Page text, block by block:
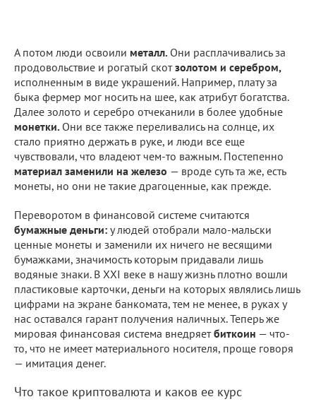
А потом люди освоили металл. Они расплачивались за
продовольствие и рогатый скотзолотом и серебром,
исполненным в виде украшений. Например, плату за
быка фермер мог носить на шее, как атрибут богатства.
Далее золото и серебро отчеканили в более удобные
монетки. Они все также переливались на солнце, их
стало приятно держать в руке, и люди все еще
чувствовали, что владеют чем-то важным. Постепенно
материал заменили на железо — вроде суть та же, есть
монеты, но они не такие драгоценные, как прежде.
Переворотом в финансовой системе считаются
бумажные деньги: у людей отобрали мало-мальски
ценные монеты и заменили их ничего не весящими
бумажками, значимость которым придавали лишь
водяные знаки. В XXI веке в нашу жизнь плотно вошли
пластиковые карточки, деньги на которых являлись лишь
цифрами на экране банкомата, тем не менее, в руках у
нас оставался гарант получения наличных. Теперь же
мировая финансовая система внедряетбиткоин — что-
то, что не имеет материального носителя, проще говоря
— имитация денег.
Что такое криптовалюта и каков ее курс